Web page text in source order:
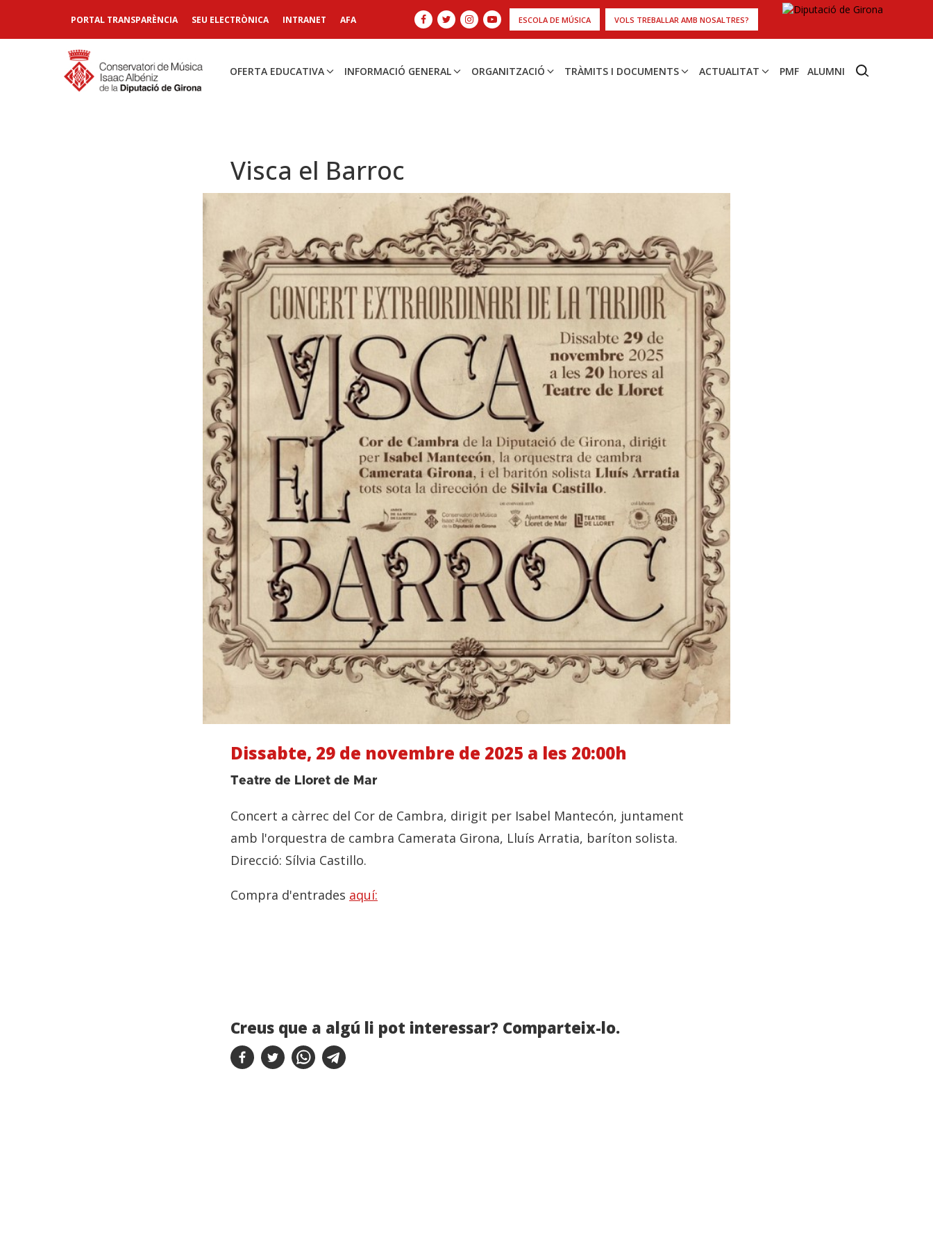
PORTAL TRANSPARÈNCIA SEU ELECTRÒNICA INTRANET AFA ESCOLA DE MÚSICA VOLS TREBALLAR AMB NOSALTRES?
OFERTA EDUCATIVA INFORMACIÓ GENERAL ORGANITZACIÓ TRÀMITS I DOCUMENTS ACTUALITAT PMF ALUMNI
Visca el Barroc
Dissabte, 29 de novembre de 2025 a les 20:00h
Teatre de Lloret de Mar
Concert a càrrec del Cor de Cambra, dirigit per Isabel Mantecón, juntament
amb l'orquestra de cambra Camerata Girona, Lluís Arratia, baríton solista.
Direcció: Sílvia Castillo.
Compra d'entrades aquí:
Creus que a algú li pot interessar? Comparteix-lo.